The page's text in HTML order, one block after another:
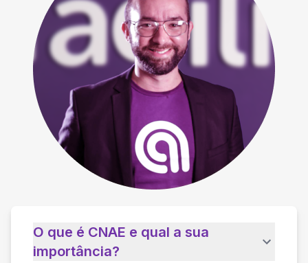
O que é CNAE e qual a sua
importância?